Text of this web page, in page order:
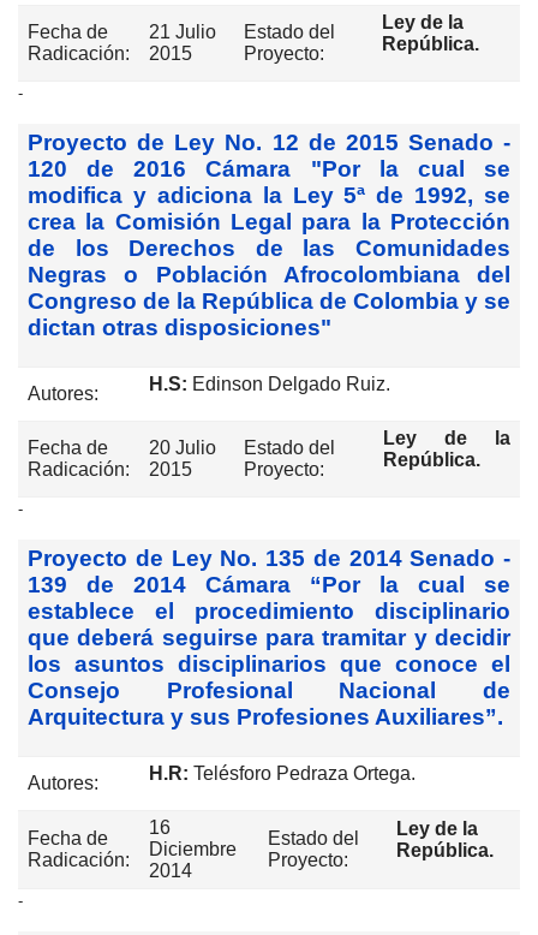
Fecha de
Radicación:
21 Julio
2015
Estado del
Proyecto:
Ley de la
República.
-
Proyecto de Ley No. 12 de 2015 Senado -
120 de 2016 Cámara "Por la cual se
modifica y adiciona la Ley 5ª de 1992, se
crea la Comisión Legal para la Protección
de los Derechos de las Comunidades
Negras o Población Afrocolombiana del
Congreso de la República de Colombia y se
dictan otras disposiciones"
Autores: H.S: Edinson Delgado Ruiz.
Fecha de
Radicación:
20 Julio
2015
Estado del
Proyecto:
Ley de la
República.
-
Proyecto de Ley No. 135 de 2014 Senado -
139 de 2014 Cámara “Por la cual se
establece el procedimiento disciplinario
que deberá seguirse para tramitar y decidir
los asuntos disciplinarios que conoce el
Consejo Profesional Nacional de
Arquitectura y sus Profesiones Auxiliares”.
Autores: H.R: Telésforo Pedraza Ortega.
Fecha de
Radicación:
16
Diciembre
2014
Estado del
Proyecto:
Ley de la
República.
-